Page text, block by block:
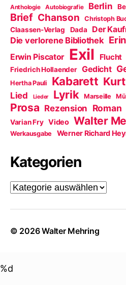
Anthologie Autobiografie Berlin
Brief Chanson Christoph
Claassen-Verlag Dada Der
Die verlorene Bibliothek
Erwin Piscator Exil Flucht
Friedrich Hollaender Gedicht
Hertha Pauli Kabarett
Lied Lieder Lyrik Marseille
Prosa Rezension Roman
Varian Fry Video Walter
Werkausgabe Werner Richard
Kategorien
Kategorien
© 2026Walter Mehring
%d